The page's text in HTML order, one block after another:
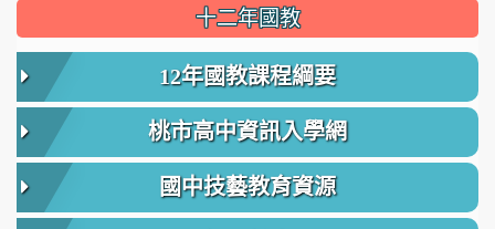
::: 十二年國教
12年國教課程綱要
桃市高中資訊入學網
國中技藝教育資源